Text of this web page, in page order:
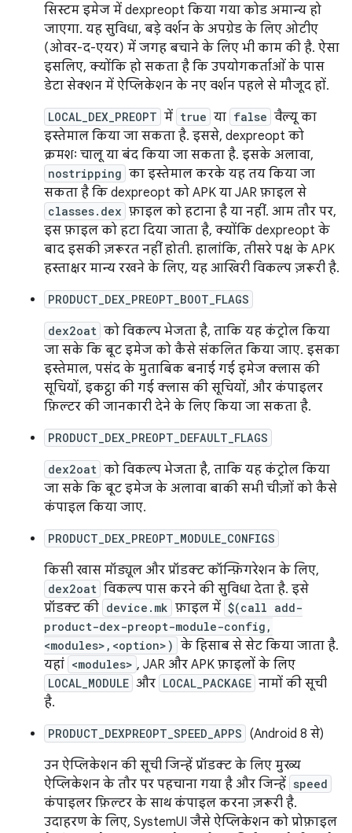
सिस्टम इमेज में dexpreopt किया गया कोड अमान्य हो
जाएगा. यह सुविधा, बड़े वर्शन के अपग्रेड के लिए ओटीए
(ओवर-द-एयर) में जगह बचाने के लिए भी काम की है. ऐसा
इसलिए, क्योंकि हो सकता है कि उपयोगकर्ताओं के पास
डेटा सेक्शन में ऐप्लिकेशन के नए वर्शन पहले से मौजूद हों.
LOCAL_DEX_PREOPT में true या false वैल्यू का
इस्तेमाल किया जा सकता है. इससे, dexpreopt को
क्रमशः चालू या बंद किया जा सकता है. इसके अलावा,
nostripping का इस्तेमाल करके यह तय किया जा
सकता है कि dexpreopt को APK या JAR फ़ाइल से
classes.dex फ़ाइल को हटाना है या नहीं. आम तौर पर,
इस फ़ाइल को हटा दिया जाता है, क्योंकि dexpreopt के
बाद इसकी ज़रूरत नहीं होती. हालांकि, तीसरे पक्ष के APK
हस्ताक्षर मान्य रखने के लिए, यह आखिरी विकल्प ज़रूरी है.
PRODUCT_DEX_PREOPT_BOOT_FLAGS
dex2oat को विकल्प भेजता है, ताकि यह कंट्रोल किया
जा सके कि बूट इमेज को कैसे संकलित किया जाए. इसका
इस्तेमाल, पसंद के मुताबिक बनाई गई इमेज क्लास की
सूचियों, इकट्ठा की गई क्लास की सूचियों, और कंपाइलर
फ़िल्टर की जानकारी देने के लिए किया जा सकता है.
PRODUCT_DEX_PREOPT_DEFAULT_FLAGS
dex2oat को विकल्प भेजता है, ताकि यह कंट्रोल किया
जा सके कि बूट इमेज के अलावा बाकी सभी चीज़ों को कैसे
कंपाइल किया जाए.
PRODUCT_DEX_PREOPT_MODULE_CONFIGS
किसी खास मॉड्यूल और प्रॉडक्ट कॉन्फ़िगरेशन के लिए,
dex2oat विकल्प पास करने की सुविधा देता है. इसे
प्रॉडक्ट की device.mk फ़ाइल में $(call add-
product-dex-preopt-module-config,
<modules>,<option>) के हिसाब से सेट किया जाता है.
यहां <modules> , JAR और APK फ़ाइलों के लिए
LOCAL_MODULE और LOCAL_PACKAGE नामों की सूची
है.
PRODUCT_DEXPREOPT_SPEED_APPS (Android 8 से)
उन ऐप्लिकेशन की सूची जिन्हें प्रॉडक्ट के लिए मुख्य
ऐप्लिकेशन के तौर पर पहचाना गया है और जिन्हें speed
कंपाइलर फ़िल्टर के साथ कंपाइल करना ज़रूरी है.
उदाहरण के लिए, SystemUI जैसे ऐप्लिकेशन को प्रोफ़ाइल